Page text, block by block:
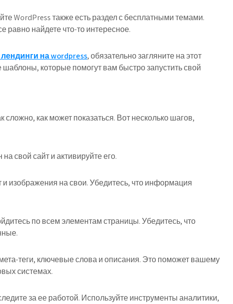
WordPress также есть раздел с бесплатными темами.
равно найдете что-то интересное.
на wordpress, обязательно загляните на этот
которые помогут вам быстро запустить свой
сложно, как может показаться. Вот несколько шагов,
свой сайт и активируйте его.
и изображения на свои. Убедитесь, что информация
по всем элементам страницы. Убедитесь, что
теги, ключевые слова и описания. Это поможет вашему
системах.
за ее работой. Используйте инструменты аналитики,